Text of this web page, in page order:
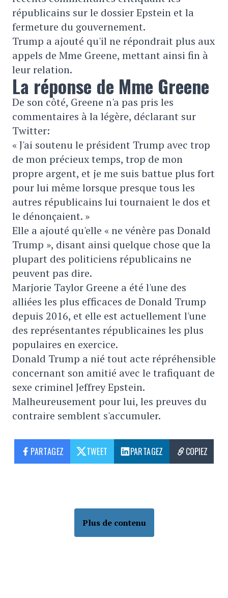
républicains sur le dossier Epstein et la
fermeture du gouvernement.
Trump a ajouté qu'il ne répondrait plus aux
appels de Mme Greene, mettant ainsi fin à
leur relation.
La réponse de Mme Greene
De son côté, Greene n'a pas pris les
commentaires à la légère, déclarant sur
Twitter:
« J'ai soutenu le président Trump avec trop
de mon précieux temps, trop de mon
propre argent, et je me suis battue plus fort
pour lui même lorsque presque tous les
autres républicains lui tournaient le dos et
le dénonçaient. »
Elle a ajouté qu'elle « ne vénère pas Donald
Trump », disant ainsi quelque chose que la
plupart des politiciens républicains ne
peuvent pas dire.
Marjorie Taylor Greene a été l'une des
alliées les plus efficaces de Donald Trump
depuis 2016, et elle est actuellement l'une
des représentantes républicaines les plus
populaires en exercice.
Donald Trump a nié tout acte répréhensible
concernant son amitié avec le trafiquant de
sexe criminel Jeffrey Epstein.
Malheureusement pour lui, les preuves du
contraire semblent s'accumuler.
PARTAGEZ TWEET PARTAGEZ COPIEZ
Plus de contenu